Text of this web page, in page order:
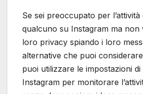
Se sei preoccupato per l’attività
qualcuno su Instagram ma non
loro privacy spiando i loro
alternative che puoi
puoi utilizzare le impostazioni
Instagram per monitorare